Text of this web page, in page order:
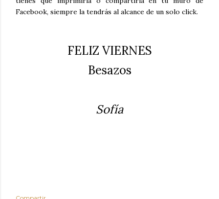
Facebook, siempre la tendrás al alcance de un solo click.
FELIZ VIERNES
Besazos
Sofía